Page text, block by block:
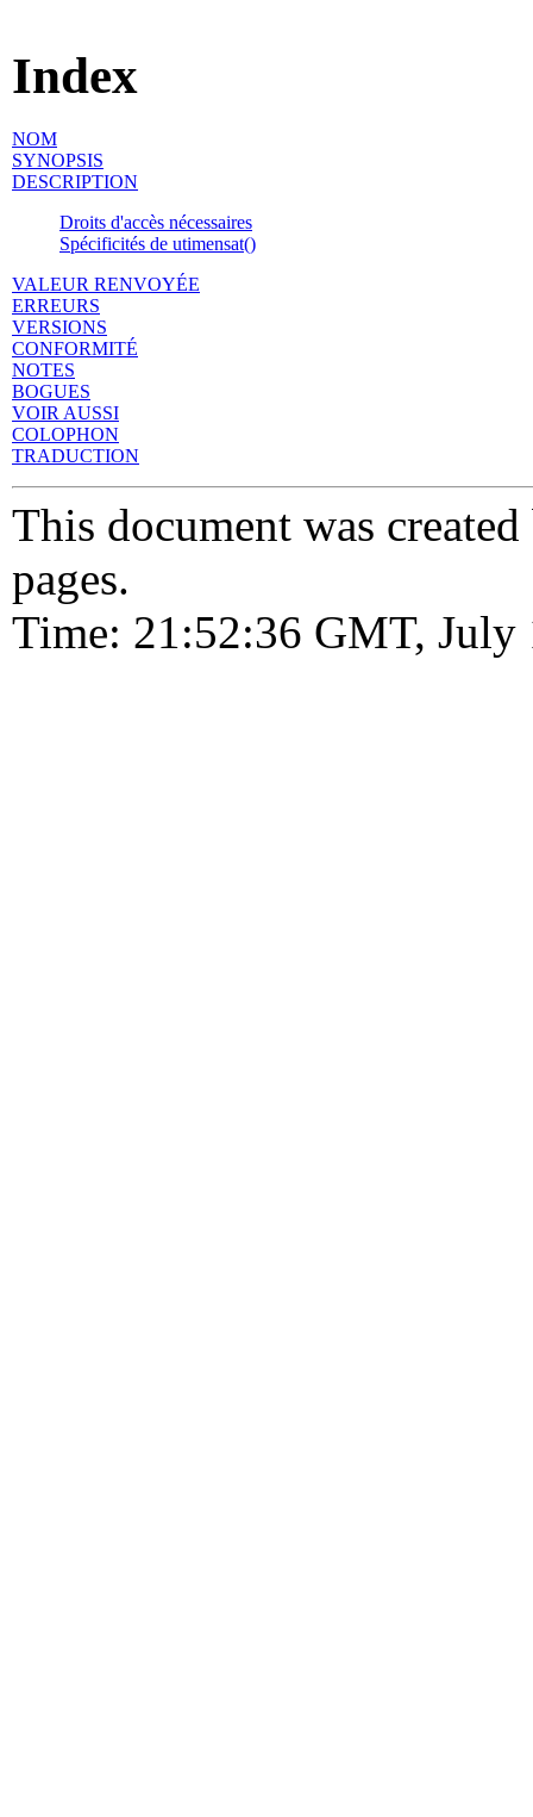
Index
NOM
SYNOPSIS
DESCRIPTION
Droits d'accès nécessaires
Spécificités de utimensat()
VALEUR RENVOYÉE
ERREURS
VERSIONS
CONFORMITÉ
NOTES
BOGUES
VOIR AUSSI
COLOPHON
TRADUCTION
This document was
pages.
Time: 21:52:36 GMT, July